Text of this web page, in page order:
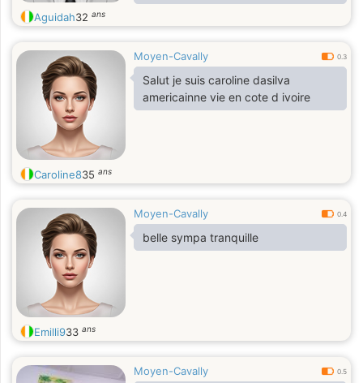
Aguidah32 ans
Moyen-Cavally 0.3
Salut je suis caroline dasilva
americainne vie en cote d ivoire
Caroline835 ans
Moyen-Cavally 0.4
belle sympa tranquille
Emilli933 ans
Moyen-Cavally 0.5